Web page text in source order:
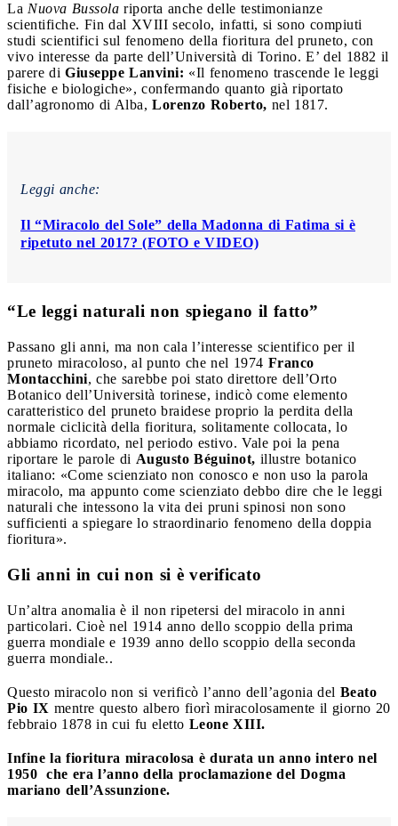
La Nuova Bussola riporta anche delle testimonianze
scientifiche. Fin dal XVIII secolo, infatti, si sono compiuti
studi scientifici sul fenomeno della fioritura del pruneto, con
vivo interesse da parte dell’Università di Torino. E’ del 1882 il
parere di Giuseppe Lanvini: «Il fenomeno trascende le leggi
fisiche e biologiche», confermando quanto già riportato
dall’agronomo di Alba, Lorenzo Roberto, nel 1817.
Leggi anche:
Il “Miracolo del Sole” della Madonna di Fatima si è
ripetuto nel 2017? (FOTO e VIDEO)
“Le leggi naturali non spiegano il fatto”
Passano gli anni, ma non cala l’interesse scientifico per il
pruneto miracoloso, al punto che nel 1974 Franco
Montacchini, che sarebbe poi stato direttore dell’Orto
Botanico dell’Università torinese, indicò come elemento
caratteristico del pruneto braidese proprio la perdita della
normale ciclicità della fioritura, solitamente collocata, lo
abbiamo ricordato, nel periodo estivo. Vale poi la pena
riportare le parole di Augusto Béguinot, illustre botanico
italiano: «Come scienziato non conosco e non uso la parola
miracolo, ma appunto come scienziato debbo dire che le leggi
naturali che intessono la vita dei pruni spinosi non sono
sufficienti a spiegare lo straordinario fenomeno della doppia
fioritura».
Gli anni in cui non si è verificato
Un’altra anomalia è il non ripetersi del miracolo in anni
particolari. Cioè nel 1914 anno dello scoppio della prima
guerra mondiale e 1939 anno dello scoppio della seconda
guerra mondiale..
Questo miracolo non si verificò l’anno dell’agonia del Beato
Pio IX mentre questo albero fiorì miracolosamente il giorno 20
febbraio 1878 in cui fu eletto Leone XIII.
Infine la fioritura miracolosa è durata un anno intero nel
1950 che era l’anno della proclamazione del Dogma
mariano dell’Assunzione.